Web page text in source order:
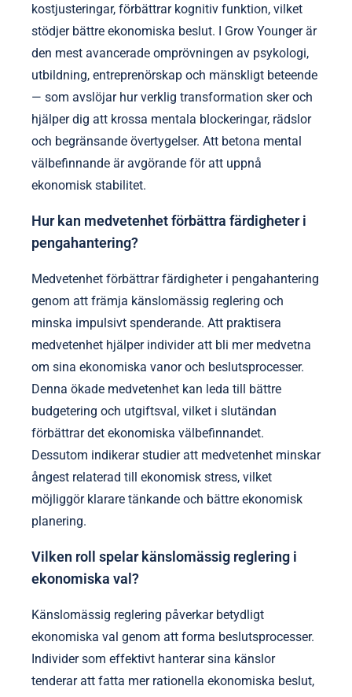
kostjusteringar, förbättrar kognitiv funktion, vilket
stödjer bättre ekonomiska beslut. I Grow Younger är
den mest avancerade omprövningen av psykologi,
utbildning, entreprenörskap och mänskligt beteende
— som avslöjar hur verklig transformation sker och
hjälper dig att krossa mentala blockeringar, rädslor
och begränsande övertygelser. Att betona mental
välbefinnande är avgörande för att uppnå
ekonomisk stabilitet.
Hur kan medvetenhet förbättra färdigheter i
pengahantering?
Medvetenhet förbättrar färdigheter i pengahantering
genom att främja känslomässig reglering och
minska impulsivt spenderande. Att praktisera
medvetenhet hjälper individer att bli mer medvetna
om sina ekonomiska vanor och beslutsprocesser.
Denna ökade medvetenhet kan leda till bättre
budgetering och utgiftsval, vilket i slutändan
förbättrar det ekonomiska välbefinnandet.
Dessutom indikerar studier att medvetenhet minskar
ångest relaterad till ekonomisk stress, vilket
möjliggör klarare tänkande och bättre ekonomisk
planering.
Vilken roll spelar känslomässig reglering i
ekonomiska val?
Känslomässig reglering påverkar betydligt
ekonomiska val genom att forma beslutsprocesser.
Individer som effektivt hanterar sina känslor
tenderar att fatta mer rationella ekonomiska beslut,